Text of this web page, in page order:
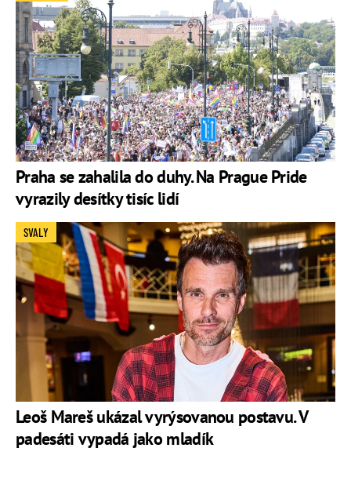
Praha se zahalila do duhy. Na Prague Pride
vyrazily desítky tisíc lidí
Leoš Mareš ukázal vyrýsovanou postavu. V
padesáti vypadá jako mladík
SVALY